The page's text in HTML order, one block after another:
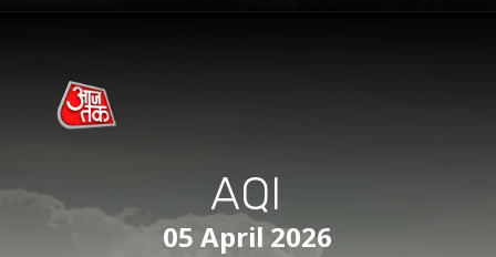
AQI
05 April 2026